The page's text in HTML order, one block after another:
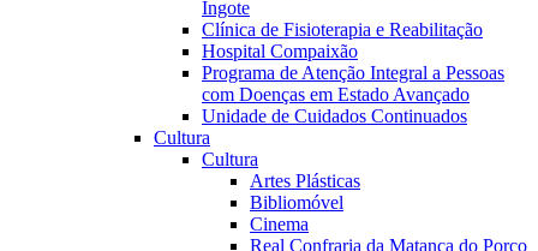
Ingote
Clínica de Fisioterapia e Reabilitação
Hospital Compaixão
Programa de Atenção Integral a Pessoas
com Doenças em Estado Avançado
Unidade de Cuidados Continuados
Cultura
Cultura
Artes Plásticas
Bibliomóvel
Cinema
Real Confraria da Matança do Porco